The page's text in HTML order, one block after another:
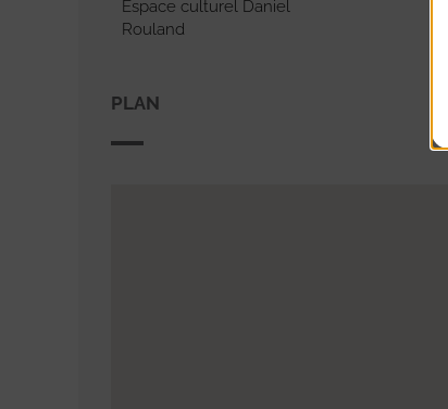
Espace culturel Daniel
Rouland
PLAN